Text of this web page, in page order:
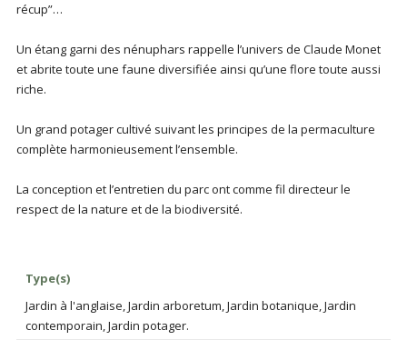
récup”…
Un étang garni des nénuphars rappelle l’univers de Claude Monet
et abrite toute une faune diversifiée ainsi qu’une flore toute aussi
riche.
Un grand potager cultivé suivant les principes de la permaculture
complète harmonieusement l’ensemble.
La conception et l’entretien du parc ont comme fil directeur le
respect de la nature et de la biodiversité.
Type(s)
Jardin à l'anglaise, Jardin arboretum, Jardin botanique, Jardin
contemporain, Jardin potager.